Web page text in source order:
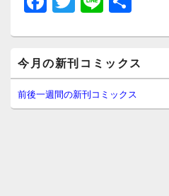
a
c
e
b
o
wi
tt
er
n
e
イ
ン
サ
イ
今月の新刊コミックス
前後一週間の新刊コミックス